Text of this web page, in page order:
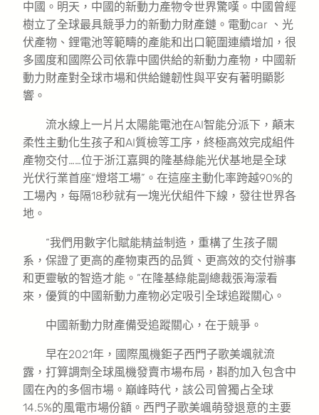
中國。明天，中國的新動力產物令世界驚嘆。中國曾經
樹立了全球最具競爭力的新動力財產鏈。電動car 、光
伏產物、鋰電池等範疇的產能和出口範圍連續增加，很
多國度和國際公司依靠中國供給的新動力產物，中國新
動力財產對全球市場和供給鏈韌性與平安有著明顯影
響。
流水線上一片片太陽能電池在AI智能分派下，顛末
柔性主動化生孩子和AI質檢等工序，終極高效完成組件
產物交付……位于浙江嘉興的隆基綠能光伏基地是全球
光伏行業首座“燈塔工場”。在這座主動化率跨越90%的
工場內，每隔18秒就有一塊光伏組件下線，發往世界各
地。
“我們用數字化賦能精益制造，重構了生孩子關
系，保證了更高的產物東西的品質、更高效的交付辦事
和更靈敏的智造才能。”在隆基綠能副總裁張海濛看
來，優質的中國新動力產物必定吸引全球追蹤關心。
中國新動力財產備受追蹤關心，在于競爭。
早在2021年，國際風機鉅子西門子歌美颯就流
露，打算調劑全球風機發賣市場布局，斟酌加入包含中
國在內的多個市場。巔峰時代，該公司曾獨占全球
14.5%的風電市場份額。西門子歌美颯萌發退意的主要